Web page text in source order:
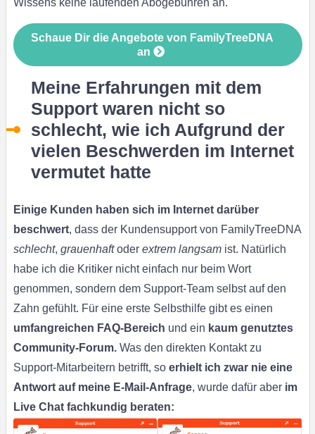
Wissens keine laufenden Abogebühren an.
Schaue Dir die Angebote von FamilyTreeDNA
an
Meine Erfahrungen mit dem
Support waren nicht so
schlecht, wie ich Aufgrund der
vielen Beschwerden im Internet
vermutet hatte
Einige Kunden haben sich im Internet darüber
beschwert, dass der Kundensupport von FamilyTreeDNA
schlecht, grauenhaftoder extrem langsamist. Natürlich
habe ich die Kritiker nicht einfach nur beim Wort
genommen, sondern dem Support-Team selbst auf den
Zahn gefühlt. Für eine erste Selbsthilfe gibt es einen
umfangreichen FAQ-Bereich und ein kaum genutztes
Community-Forum.Was den direkten Kontakt zu
Support-Mitarbeitern betrifft, so erhielt ich zwar nie eine
Antwort auf meine E-Mail-Anfrage, wurde dafür aber im
Live Chat fachkundig beraten: